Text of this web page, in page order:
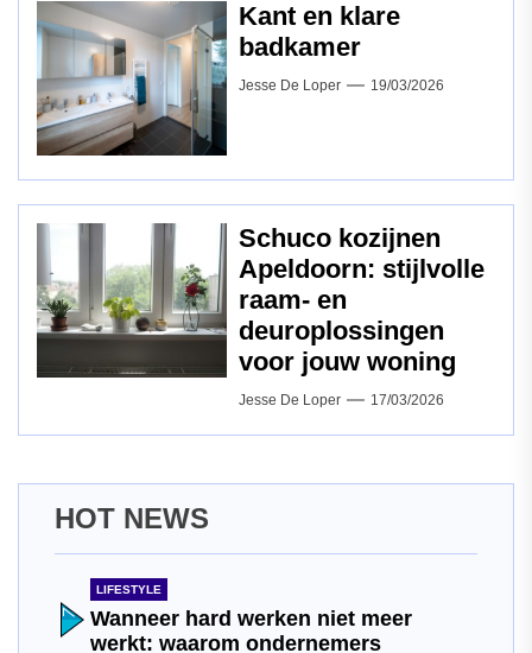
Kant en klare
badkamer
Jesse De Loper 19/03/2026
Schuco kozijnen
Apeldoorn: stijlvolle
raam‑ en
deuroplossingen
voor jouw woning
Jesse De Loper 17/03/2026
HOT NEWS
LIFESTYLE
Wanneer hard werken niet meer
werkt: waarom ondernemers